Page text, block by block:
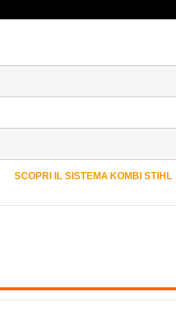
SCOPRI IL SISTEMA KOMBI STIHL